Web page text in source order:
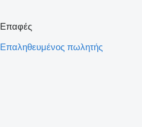
Επαφές
Επαληθευμένος πωλητής